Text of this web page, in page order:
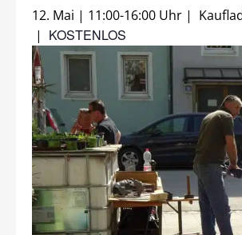
12. Mai | 11:00-16:00 Uhr |
| KOSTENLOS